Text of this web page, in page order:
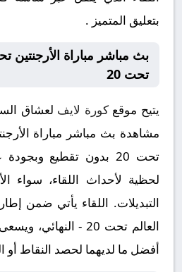
بتعليق المتميز .
تحت 20
يتيح موقعكورة لايف لعشاق
تحت 20 بدون تقطيع
لحظية لأحداث اللقاء، سواء
التبديلات. اللقاء يأتي ضمن
العالم تحت 20 -
أفضل ما لديهما لحصد النقاط أو